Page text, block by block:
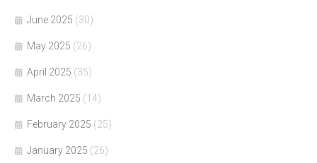
June 2025 (30)
May 2025 (26)
April 2025 (35)
March 2025 (14)
February 2025 (25)
January 2025 (26)